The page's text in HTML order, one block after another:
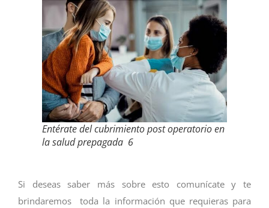
Entérate del cubrimiento post operatorio en
la salud prepagada 6
Si deseas saber más sobre esto comunícate y te
brindaremos toda la información que requieras para